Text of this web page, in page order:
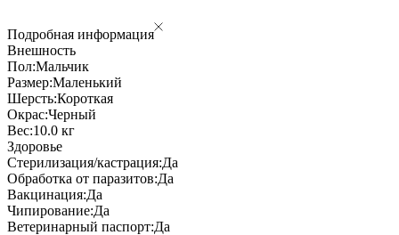
Подробная информация
Внешность
Пол:Мальчик
Размер:Маленький
Шерсть:Короткая
Окрас:Черный
Вес:10.0 кг
Здоровье
Стерилизация/кастрация:Да
Обработка от паразитов:Да
Вакцинация:Да
Чипирование:Да
Ветеринарный паспорт:Да